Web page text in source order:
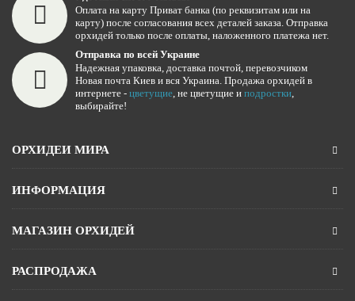
Оплата на карту Приват банка (по реквизитам или на
карту) после согласования всех деталей заказа. Отправка
орхидей только после оплаты, наложенного платежа нет.
Отправка по всей Украине
Надежная упаковка, доставка почтой, перевозчиком
Новая почта Киев и вся Украина. Продажа орхидей в
интернете - цветущие, не цветущие и подростки,
выбирайте!
ОРХИДЕИ МИРА
ИНФОРМАЦИЯ
МАГАЗИН ОРХИДЕЙ
РАСПРОДАЖА